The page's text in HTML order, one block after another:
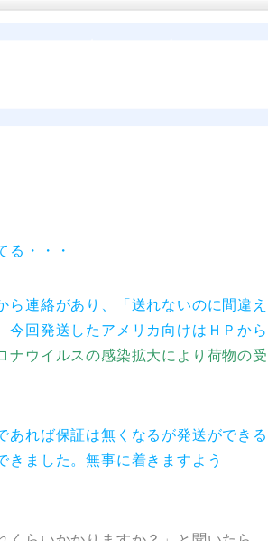
る・・・
連絡があり、「送れないのに間違え
今回発送したアメリカ向けはＨＰから
ナウイルスの感染拡大により荷物の受
あれば保証は無くなるが発送ができる
きました。無事に着きますよう